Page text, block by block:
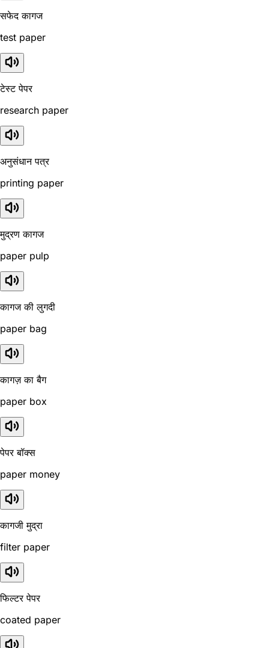
सफेद कागज
test paper
टेस्ट पेपर
research paper
अनुसंधान पत्र
printing paper
मुद्रण कागज
paper pulp
कागज की लुगदी
paper bag
कागज़ का बैग
paper box
पेपर बॉक्स
paper money
कागजी मुद्रा
filter paper
फिल्टर पेपर
coated paper